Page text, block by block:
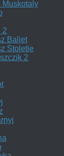
Muskotaly
2
Baliet
Stoletie
2